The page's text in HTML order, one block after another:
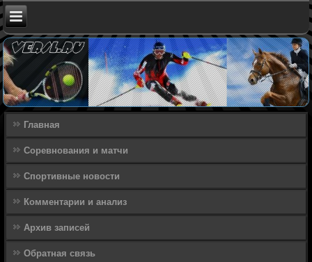
Главная
Соревнования и матчи
Спортивные новости
Комментарии и анализ
Архив записей
Обратная связь